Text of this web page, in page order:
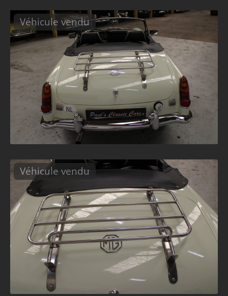
Véhicule vendu
Véhicule vendu